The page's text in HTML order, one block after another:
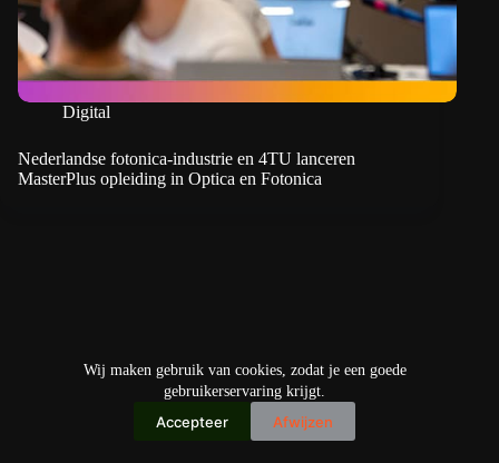
Wij maken gebruik van cookies, zodat je een goede
gebruikerservaring krijgt.
Accepteer Afwijzen
Digital
Nederlandse fotonica-industrie en 4TU lanceren
MasterPlus opleiding in Optica en Fotonica